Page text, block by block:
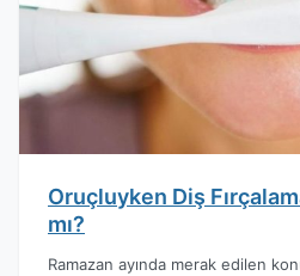
Oruçluyken Diş
mı?
Ramazan ayında merak edilen